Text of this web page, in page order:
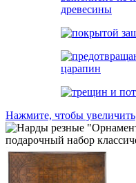
Нажмите, чтобы увеличить